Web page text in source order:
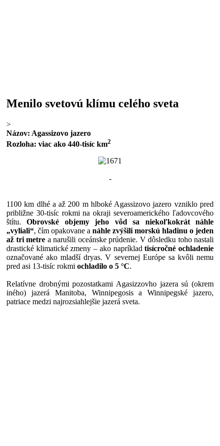
Menilo svetovú klímu celého sveta
>
Názov: Agassizovo jazero
Rozloha: viac ako 440-tisíc km2
-
1100 km dlhé a až 200 m hlboké Agassizovo jazero vzniklo pred
približne 30-tisíc rokmi na okraji severoamerického ľadovcového
štítu. Obrovské objemy jeho vôd sa niekoľkokrát náhle
„vyliali“, čím opakovane a náhle zvýšili morskú hladinu o jeden
až tri metre a narušili oceánske prúdenie. V dôsledku toho nastali
drastické klimatické zmeny – ako napríkladtisícročné ochladenie
označované ako mladší dryas. V severnej Európe sa kvôli nemu
pred asi 13-tisíc rokmi ochladilo o 5 °C.
Relatívne drobnými pozostatkami Agasizzovho jazera sú (okrem
iného) jazerá Manitoba, Winnipegosis a Winnipegské jazero,
patriace medzi najrozsiahlejšie jazerá sveta.